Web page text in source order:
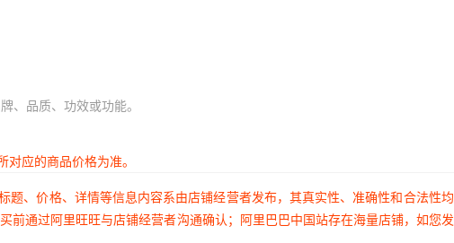
、品质、功效或功能。
应的商品价格为准。
、价格、详情等信息内容系由店铺经营者发布，其真实性、准确性和合法性
通过阿里旺旺与店铺经营者沟通确认；阿里巴巴中国站存在海量店铺，如您